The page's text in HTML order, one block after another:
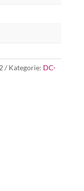
Kategorie: DC-